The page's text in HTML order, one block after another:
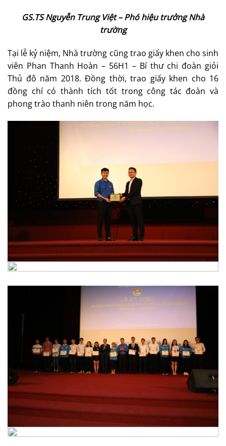
GS.TS Nguyễn Trung Việt – Phó hiệu trưởng Nhà
trường
Tại lễ kỷ niệm, Nhà trường cũng trao giấy khen cho sinh
viên Phan Thanh Hoàn – 56H1 – Bí thư chi đoàn giỏi
Thủ đô năm 2018. Đồng thời, trao giấy khen cho 16
đồng chí có thành tích tốt trong công tác đoàn và
phong trào thanh niên trong năm học.